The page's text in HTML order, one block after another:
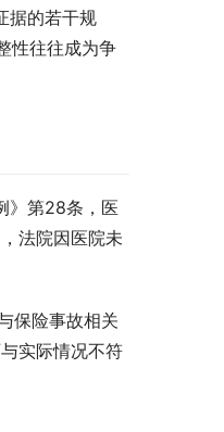
据的若干规
性往往成为争
》第28条，医
法院因医院未
保险事故相关
实际情况不符